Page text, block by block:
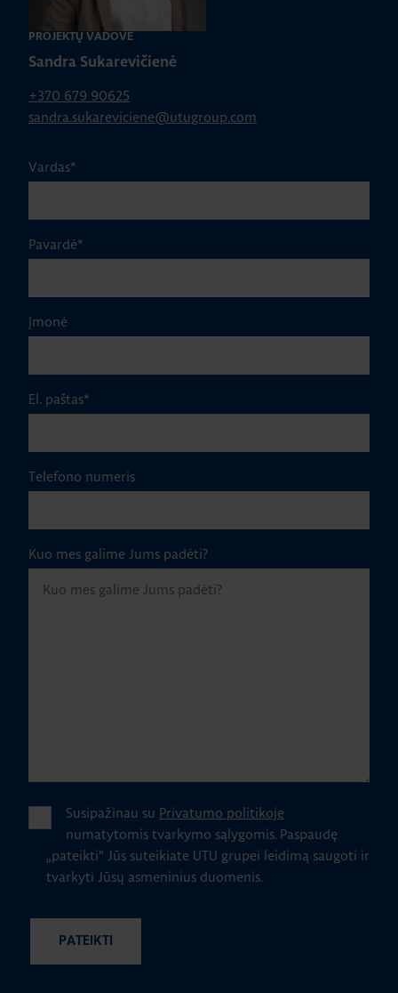
PROJEKTŲ VADOVĖ
Sandra Sukarevičienė
+370 679 90625
sandra.sukareviciene@utugroup.com
Vardas*
Pavardė*
Įmonė
El. paštas*
Telefono numeris
Kuo mes galime Jums padėti?
Susipažinau su Privatumo politikoje
numatytomis tvarkymo sąlygomis. Paspaudę
„pateikti" Jūs suteikiate UTU grupei leidimą saugoti ir
tvarkyti Jūsų asmeninius duomenis.